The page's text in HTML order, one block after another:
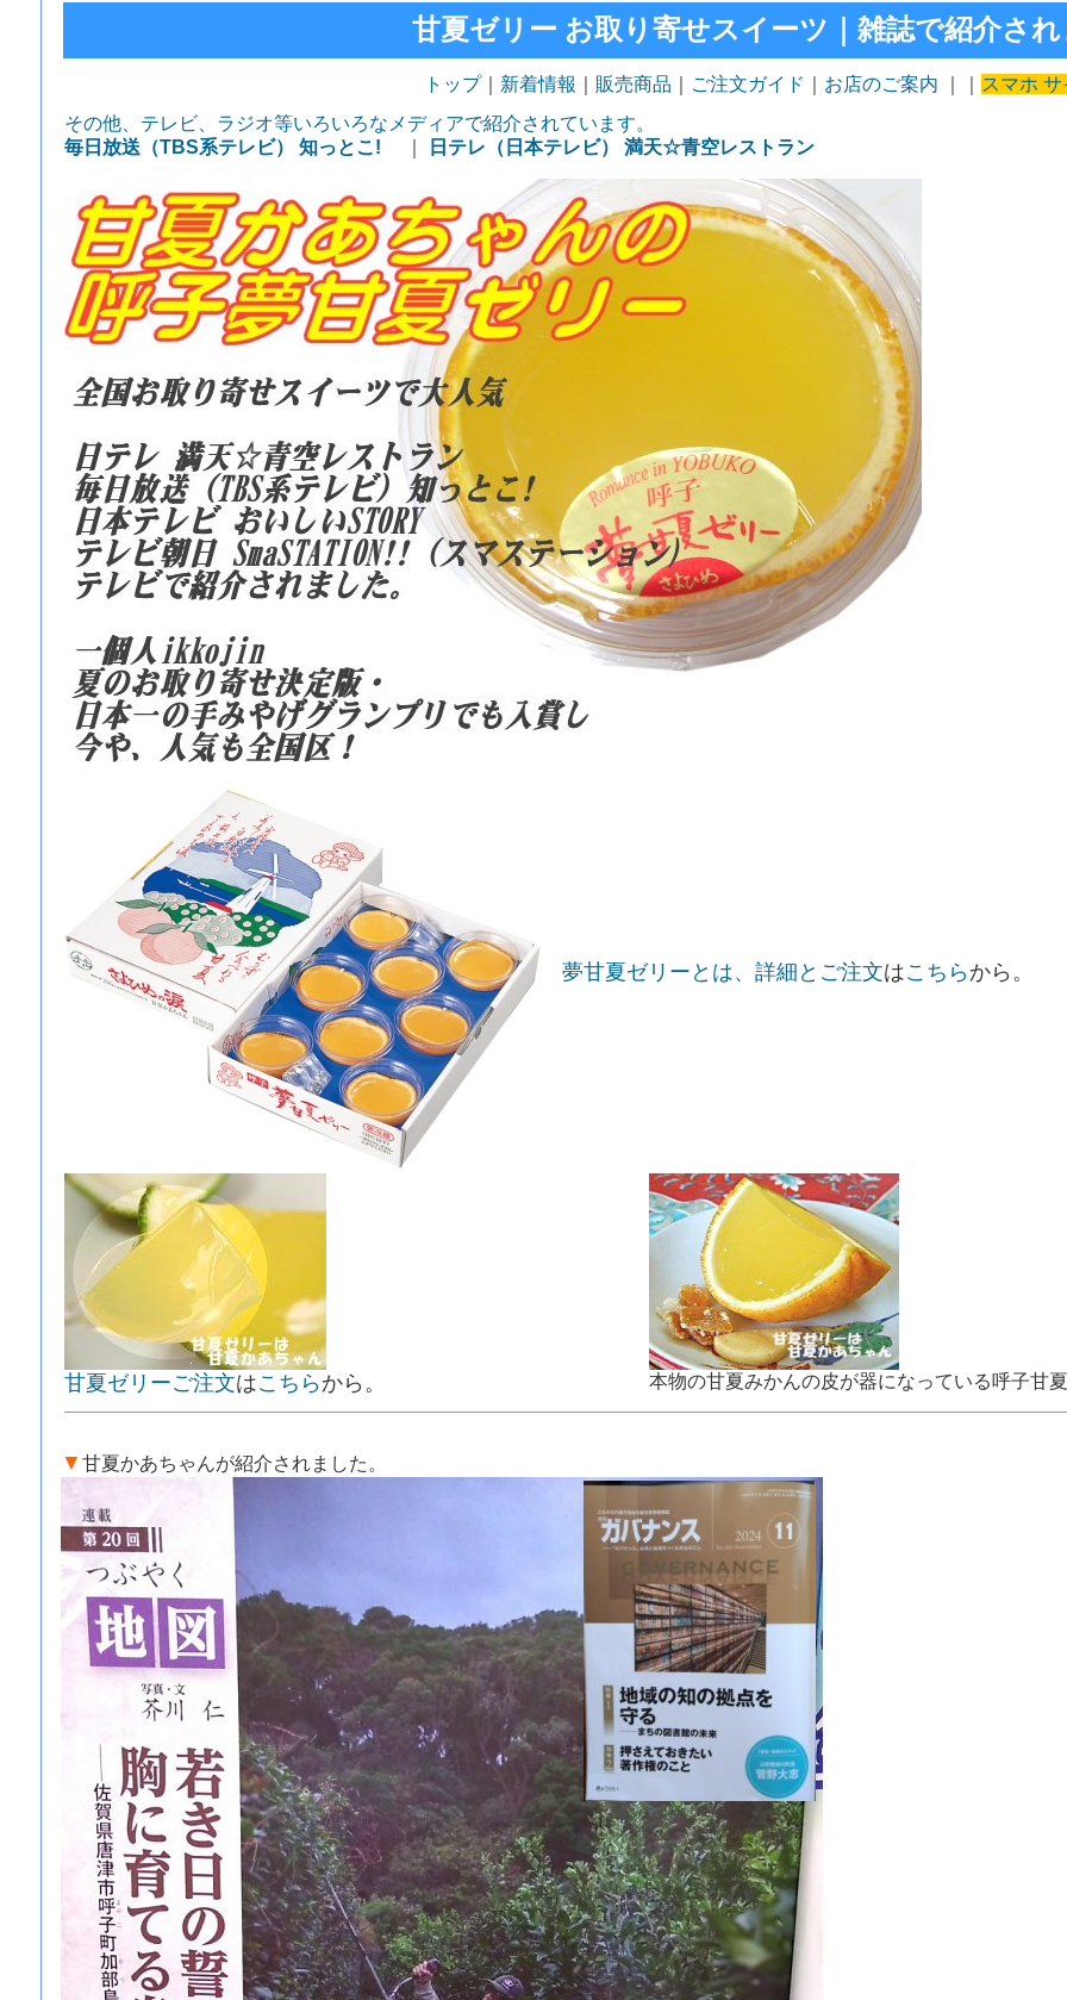
甘夏ゼリー お取り寄せスイーツ｜雑誌で紹介され
トップ｜ 新着情報 販売商品 ご注文ガイド お店のご案内 スマホ サ
その他、テレビ、ラジオ等いろいろなメディアで紹介されています。
毎日放送（TBS系テレビ） 知っとこ!
日テレ（日本テレビ） 満天☆青空レストラン
夢甘夏ゼリーとは、詳細とご注文はこちらから。
甘夏ゼリーご注文はこちらから。 本物の甘夏みかんの皮が器になっている呼子甘
▼ 甘夏かあちゃんが紹介されました。